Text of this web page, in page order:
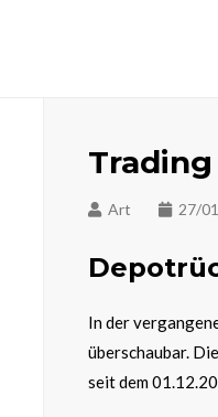
Art 27/
In der
überschaubar.
seit dem